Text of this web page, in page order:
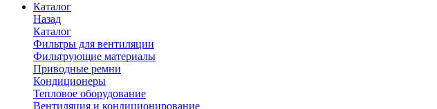
Каталог
Назад
Каталог
Фильтры для вентиляции
Фильтрующие материалы
Приводные ремни
Кондиционеры
Тепловое оборудование
Вентиляция и кондиционирование